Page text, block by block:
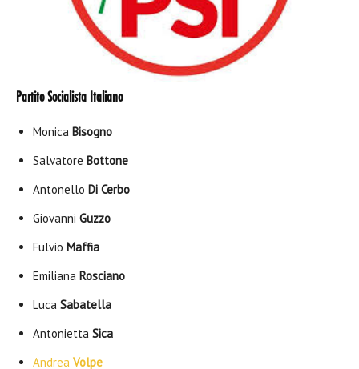
Partito Socialista Italiano
Monica Bisogno
Salvatore Bottone
Antonello Di Cerbo
Giovanni Guzzo
Fulvio Maffia
Emiliana Rosciano
Luca Sabatella
Antonietta Sica
Andrea Volpe